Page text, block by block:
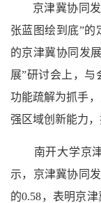
京津冀协同
张蓝图绘到底”的
的京津冀协同发
展”研讨会上，与
功能疏解为抓手
强区域创新能力，
南开大学京津
示，京津冀协同
的0.58，表明京